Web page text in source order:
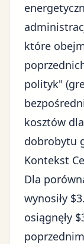
które
polityk"
kosztów
dobrobytu
Kontekst
Dla
wynosiły
osiągnęły